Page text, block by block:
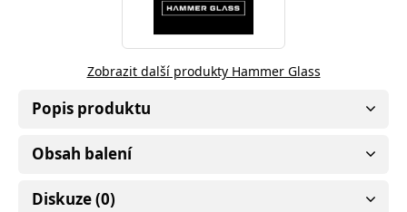
Zobrazit další produkty Hammer Glass
Popis produktu
Obsah balení
Diskuze (0)